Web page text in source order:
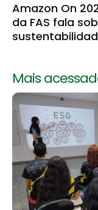
Amazon On
da FAS fala
Mais